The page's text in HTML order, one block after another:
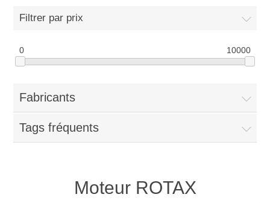
Filtrer par prix
0 10000
Fabricants
Tags fréquents
Moteur ROTAX